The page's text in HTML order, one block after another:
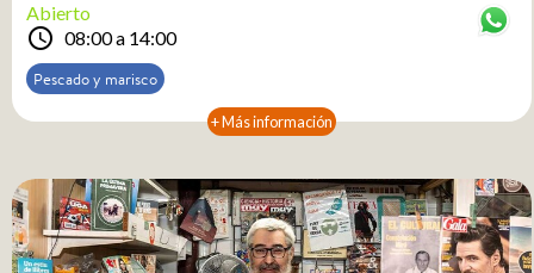
Abierto
schedule 08:00 a 14:00
Pescado y marisco
+ Más información